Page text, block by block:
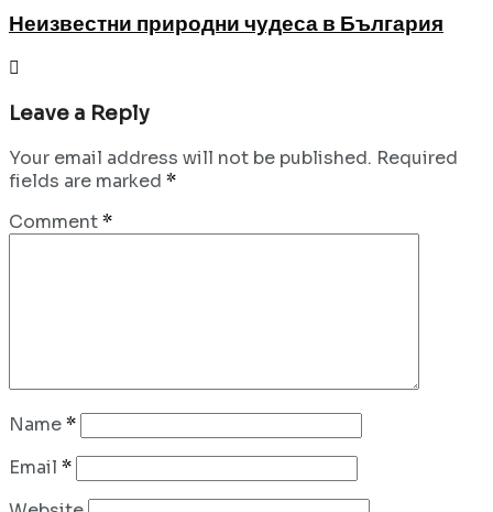
Неизвестни природни чудеса в България
Leave a Reply
Your email address will not be published. Required
fields are marked *
Comment*
Name*
Email *